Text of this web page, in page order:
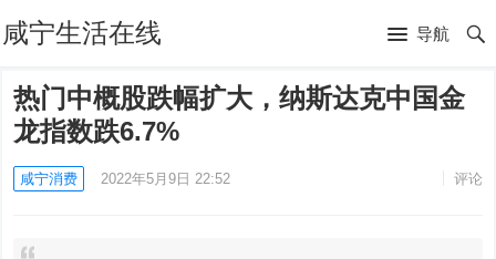
咸宁生活在线 导航
热门中概股跌幅扩大，纳斯达克中国金
龙指数跌6.7%
咸宁消费 2022年5月9日 22:52 评论